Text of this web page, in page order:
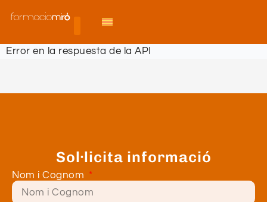
Error en la respuesta de la API
Sol·licita informació
Nom i Cognom